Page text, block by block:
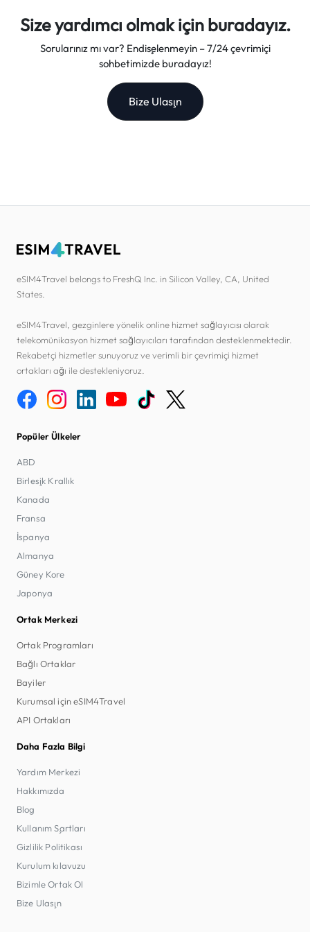
Size yardımcı olmak için buradayız.
Sorularınız mı var? Endişelenmeyin – 7/24 çevrimiçi
sohbetimizde buradayız!
Bize Ulaşın
eSIM4Travel belongs to FreshQ Inc. in Silicon Valley, CA, United
States.
eSIM4Travel, gezginlere yönelik online hizmet sağlayıcısı olarak
telekomünikasyon hizmet sağlayıcıları tarafından desteklenmektedir.
Rekabetçi hizmetler sunuyoruz ve verimli bir çevrimiçi hizmet
ortakları ağı ile destekleniyoruz.
Popüler Ülkeler
ABD
Birleşik Krallık
Kanada
Fransa
İspanya
Almanya
Güney Kore
Japonya
Ortak Merkezi
Ortak Programları
Bağlı Ortaklar
Bayiler
Kurumsal için eSIM4Travel
API Ortakları
Daha Fazla Bilgi
Yardım Merkezi
Hakkımızda
Blog
Kullanım Şartları
Gizlilik Politikası
Kurulum kılavuzu
Bizimle Ortak Ol
Bize Ulaşın